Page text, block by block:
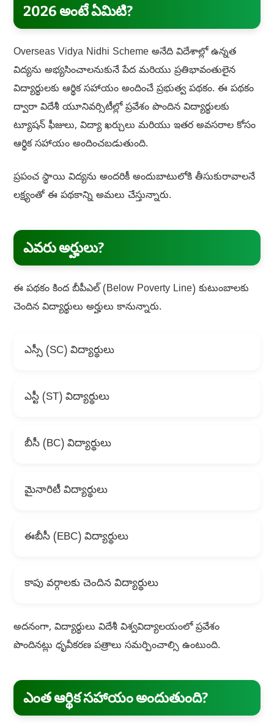
2026 అంటే ఏమిటి?
Overseas Vidya Nidhi Scheme అనేది విదేశాల్లో ఉన్నత
విద్యను అభ్యసించాలనుకునే పేద మరియు ప్రతిభావంతులైన
విద్యార్థులకు ఆర్థిక సహాయం అందించే ప్రభుత్వ పథకం. ఈ పథకం
ద్వారా విదేశీ యూనివర్సిటీల్లో ప్రవేశం పొందిన విద్యార్థులకు
ట్యూషన్ ఫీజులు, విద్యా ఖర్చులు మరియు ఇతర అవసరాల కోసం
ఆర్థిక సహాయం అందించబడుతుంది.
ప్రపంచ స్థాయి విద్యను అందరికీ అందుబాటులోకి తీసుకురావాలనే
లక్ష్యంతో ఈ పథకాన్ని అమలు చేస్తున్నారు.
ఎవరు అర్హులు?
ఈ పథకం కింద బీపీఎల్ (Below Poverty Line) కుటుంబాలకు
చెందిన విద్యార్థులు అర్హులు కానున్నారు.
ఎస్సీ (SC) విద్యార్థులు
ఎస్టీ (ST) విద్యార్థులు
బీసీ (BC) విద్యార్థులు
మైనారిటీ విద్యార్థులు
ఈబీసీ (EBC) విద్యార్థులు
కాపు వర్గాలకు చెందిన విద్యార్థులు
అదనంగా, విద్యార్థులు విదేశీ విశ్వవిద్యాలయంలో ప్రవేశం
పొందినట్లు ధృవీకరణ పత్రాలు సమర్పించాల్సి ఉంటుంది.
ఎంత ఆర్థిక సహాయం అందుతుంది?